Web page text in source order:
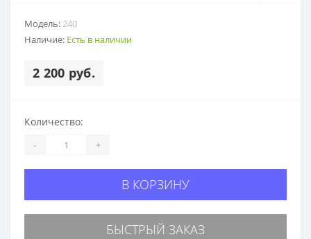
Модель:240
Наличие: Есть в наличии
2 200 руб.
Количество:
- +
В КОРЗИНУ
БЫСТРЫЙ ЗАКАЗ